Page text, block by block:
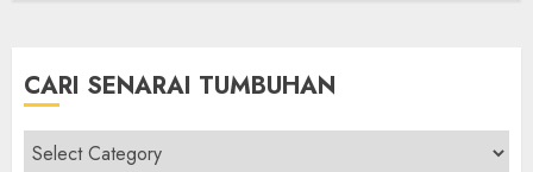
CARI SENARAI TUMBUHAN
Cari